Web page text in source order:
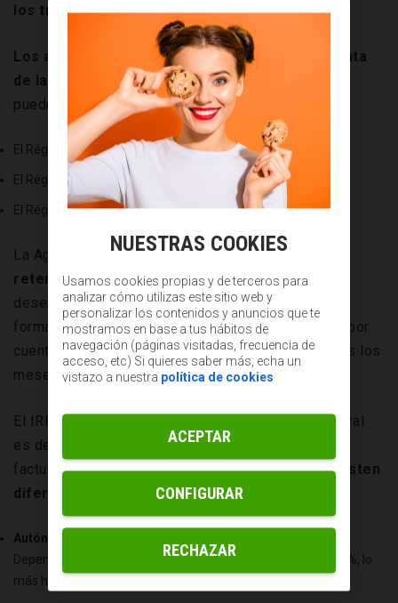
los trabajadores tenemos que pagar al Estado.
Los autónomos pagan el Impuesto sobre la Renta
de las Personas Físicas de forma trimestral
pueden elegir entre tres modalidades:
El Régimen de Estimación Directa Simplificada.
El Régimen de Estimación Directa Normal.
El Régimen de Estimación Objetiva, que va por módulos.
La Agencia Tributaria proponeuna cuantía fija de
retención dependiendo de la actividadque
desempeñe cada autónomo. Se establece de esta
forma puesto que se presupone que un trabajador por
cuenta propia no recibe los mismos ingresos todos los
meses.
El IRPF que se aplica en régimen de carácter general
es del
. Deberá atribuirse a cada una de las
facturas que realice el autónomo. Sin embargo,existen
diferentes casos para los que el IRPF cambia:
Autónomos de actividades ganaderas y agrícolas.
Dependiendo de la actividad así deberán tributar el 1% o el 2%, lo
más habitual es la segunda opción.
NUESTRAS COOKIES
Usamos cookies propias y de terceros para
analizar cómo utilizas este sitio web y
personalizar los contenidos y anuncios que te
mostramos en base a tus hábitos de
navegación (páginas visitadas, frecuencia de
acceso, etc) Si quieres saber más, echa un
vistazo a nuestra política de cookies
RECHAZAR
ACEPTAR
CONFIGURAR